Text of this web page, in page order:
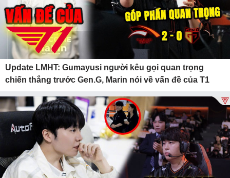
Update LMHT: Gumayusi người kêu gọi quan trọng
chiến thắng trước Gen.G, Marin nói về vấn đề của T1